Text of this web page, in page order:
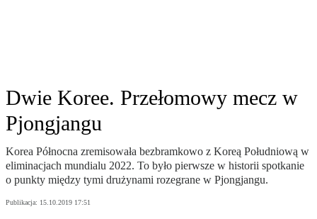
Dwie Koree. Przełomowy mecz w
Pjongjangu
Korea Północna zremisowała bezbramkowo z Koreą Południową w
eliminacjach mundialu 2022. To było pierwsze w historii spotkanie
o punkty między tymi drużynami rozegrane w Pjongjangu.
Publikacja: 15.10.2019 17:51